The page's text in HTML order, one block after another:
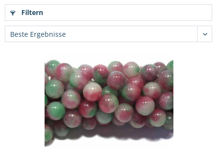
Filtern